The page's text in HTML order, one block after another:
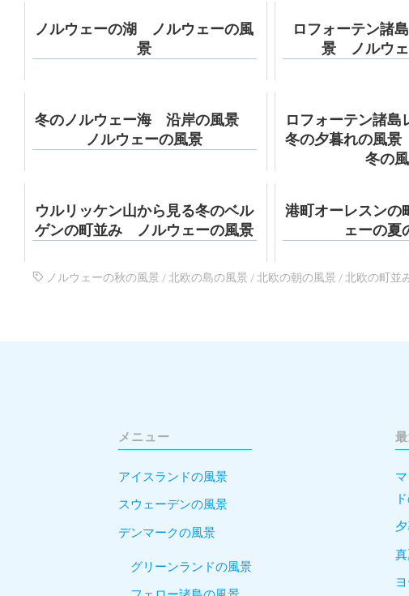
ノルウェーの湖 ノルウェーの風
景
ロフォーテン諸
景 ノルウェ
冬のノルウェー海 沿岸の風景
ノルウェーの風景
ロフォーテン諸島
冬の夕暮れの風
冬の
ウルリッケン山から見る冬のベル
ゲンの町並み ノルウェーの風景
港町オーレスン
ェーの夏
ノルウェーの秋の風景 / 北欧の島の風景 / 北欧の朝の風景 / 北欧の町並
メニュー
アイスランドの風景
スウェーデンの風景
デンマークの風景
グリーンランドの風景